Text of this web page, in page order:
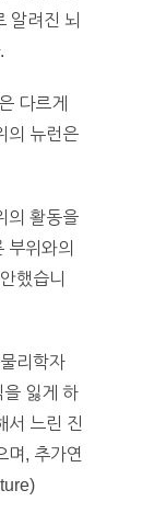
알려진 뇌
다르게
의 뉴런은
의 활동을
부위와의
했습니
리학자
을 잃게 하
서 느린 진
며, 추가연